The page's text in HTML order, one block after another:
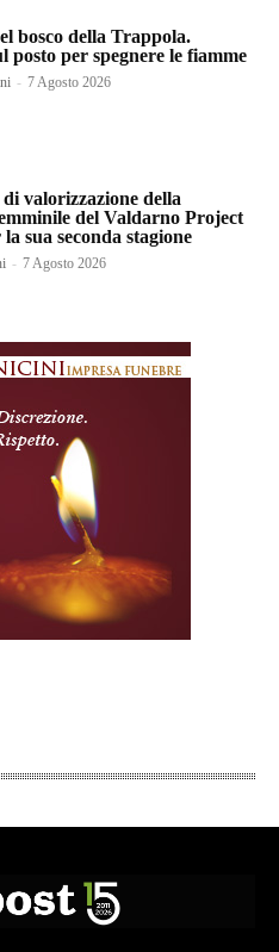
bosco della Trappola.
posto per spegnere le fiamme
- 7 Agosto 2026
valorizzazione della
del Valdarno Project
sua seconda stagione
- 7 Agosto 2026